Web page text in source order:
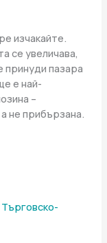
изчакайте.
се увеличава,
принуди пазара
е най-
–
не прибързана.